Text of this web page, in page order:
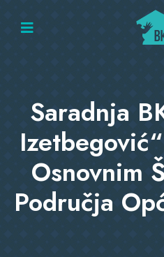
Saradnja
Osnovnim
Područja